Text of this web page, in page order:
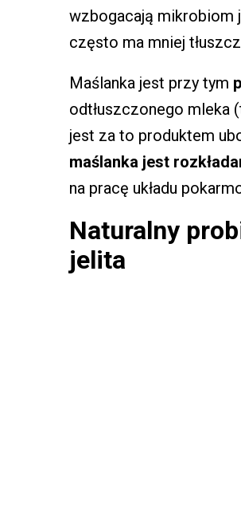
wzbogacają mikrobiom
często ma mniej
Maślanka jest przy tym
odtłuszczonego mleka
jest za to produktem
maślanka jest
na pracę układu
Naturalny
jelita